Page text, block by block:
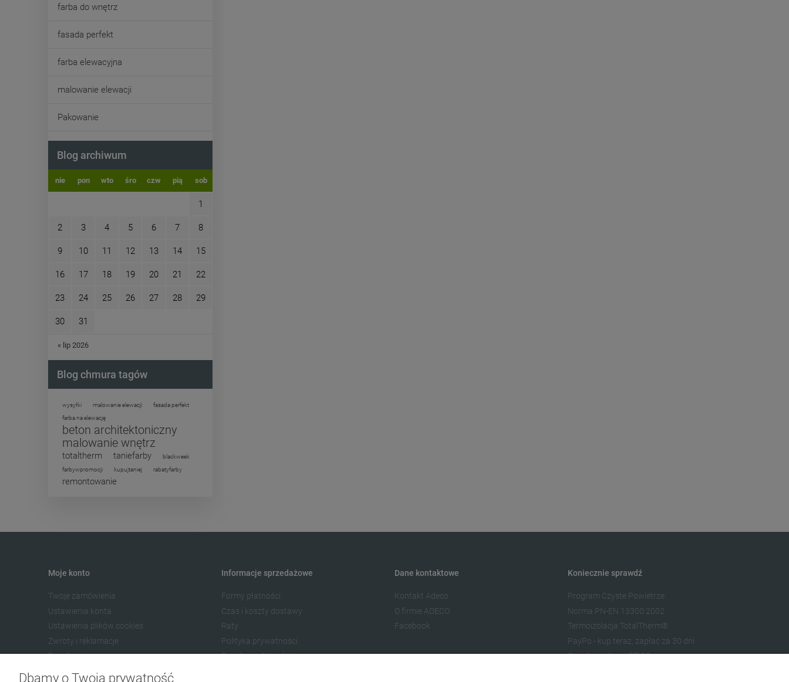
farba do wnętrz
fasada perfekt
farba elewacyjna
malowanie elewacji
Pakowanie
Blog archiwum
nie pon wto śro czw pią sob
1
2 3 4 5 6 7 8
9 10 11 12 13 14 15
16 17 18 19 20 21 22
23 24 25 26 27 28 29
30 31
« lip 2026
Blog chmura tagów
wysyłki malowanie elewacji
fasada perfekt
farba na elewację
beton architektoniczny
malowanie wnętrz
totaltherm taniefarby
blackweek
farbywpromocji
kupujtaniej rabatyfarby
remontowanie
Moje konto
Twoje zamówienia
Ustawienia konta
Ustawienia plików cookies
Zwroty i reklamacje
Regulamin
Opinie Klientów
Informacje sprzedażowe
Formy płatności
Czas i koszty dostawy
Raty
Polityka prywatności
Regulamin Newslettera
Dane kontaktowe
Kontakt Adeco
O firmie ADECO
Facebook
Koniecznie sprawdź
Program Czyste Powietrze
Norma PN-EN 13300:2002
Termoizolacja TotalTherm®
PayPo - kup teraz, zapłać za 30 dni
Ocieplenie domu ETICS
Dbamy o Twoją prywatność